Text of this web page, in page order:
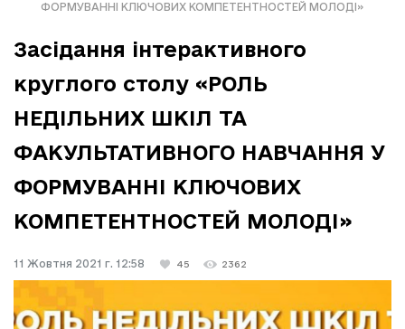
ФОРМУВАННІ КЛЮЧОВИХ КОМПЕТЕНТНОСТЕЙ МОЛОДІ»
Засідання інтерактивного
круглого столу «РОЛЬ
НЕДІЛЬНИХ ШКІЛ ТА
ФАКУЛЬТАТИВНОГО НАВЧАННЯ У
ФОРМУВАННІ КЛЮЧОВИХ
КОМПЕТЕНТНОСТЕЙ МОЛОДІ»
11 Жовтня 2021 г. 12:58 45 2362